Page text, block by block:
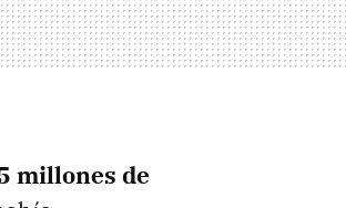
millones de